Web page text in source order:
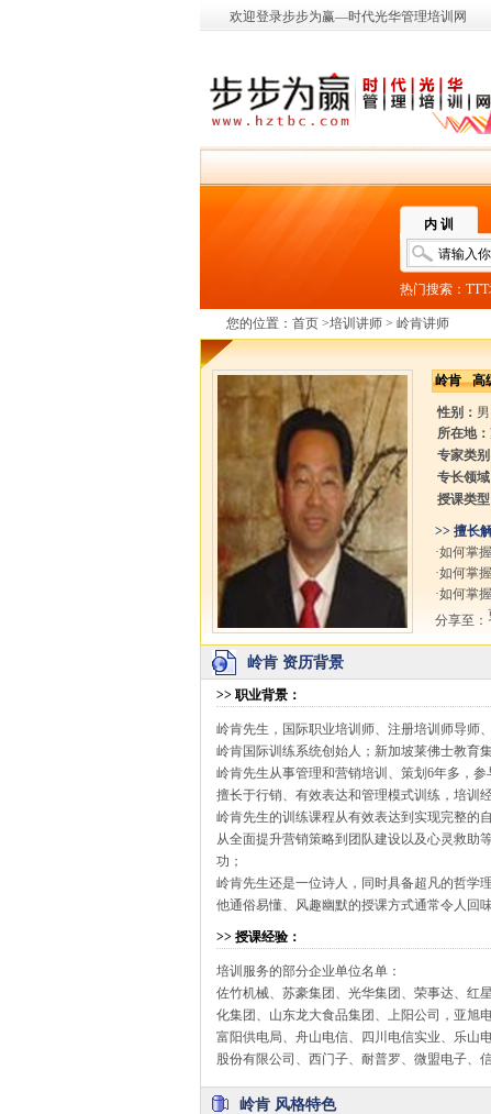
欢迎登录步步为赢—时代光华管理培训网
内 训
热门搜索： TTT
您的位置： 首页 >培训讲师 > 岭肯讲师
岭肯 高
性别： 男
所在地：
专家类别
专长领域
授课类型
>> 擅长
·如何掌
·如何掌
·如何掌
分享至：
岭肯 资历背景
>> 职业背景 ：
岭肯先生，国际职业培训师、注册培训师导师
岭肯国际训练系统创始人；新加坡莱佛士教育
岭肯先生从事管理和营销培训、策划6年多，
擅长于行销、有效表达和管理模式训练，培训
岭肯先生的训练课程从有效表达到实现完整的
从全面提升营销策略到团队建设以及心灵救助
功；
岭肯先生还是一位诗人，同时具备超凡的哲学理
他通俗易懂、风趣幽默的授课方式通常令人回味
>> 授课经验：
培训服务的部分企业单位名单：
佐竹机械、苏豪集团、光华集团、荣事达、红
化集团、山东龙大食品集团、上阳公司，亚旭
富阳供电局、舟山电信、四川电信实业、乐山
股份有限公司、西门子、耐普罗、微盟电子、
岭肯 风格特色